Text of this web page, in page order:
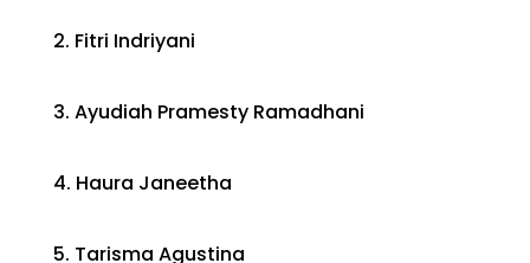
2. Fitri Indriyani
3. Ayudiah Pramesty Ramadhani
4. Haura Janeetha
5. Tarisma Agustina